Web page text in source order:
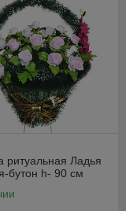
ритуальная Ладья
бутон h- 90 см